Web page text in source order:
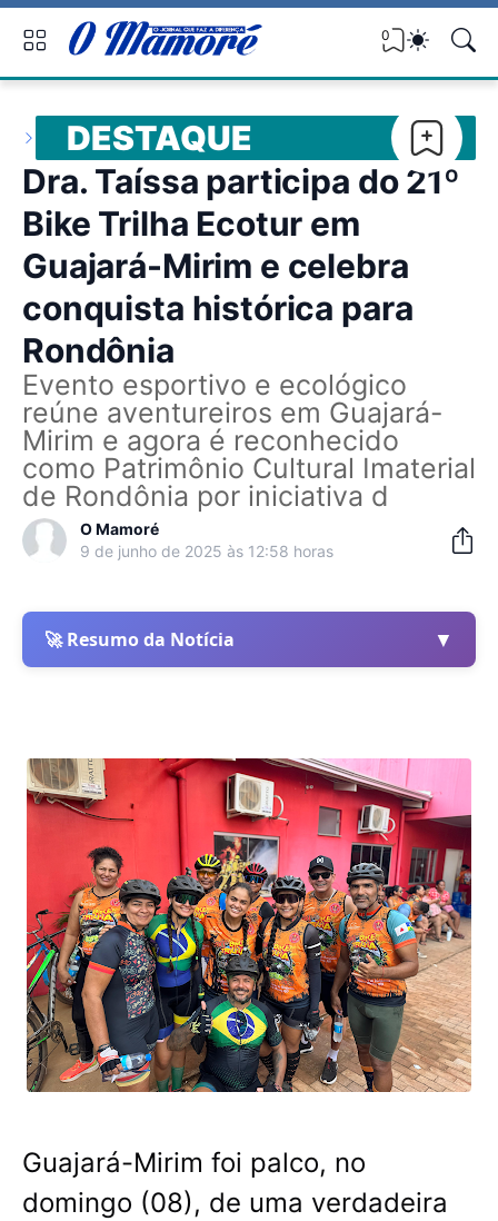
0
DESTAQUE
Dra. Taíssa participa do 21º
Bike Trilha Ecotur em
Guajará-Mirim e celebra
conquista histórica para
Rondônia
Evento esportivo e ecológico
reúne aventureiros em Guajará-
Mirim e agora é reconhecido
como Patrimônio Cultural Imaterial
de Rondônia por iniciativa d
O Mamoré
9 de junho de 2025 às 12:58 horas
🚀 Resumo da Notícia ▼
Guajará-Mirim foi palco, no
domingo (08), de uma verdadeira